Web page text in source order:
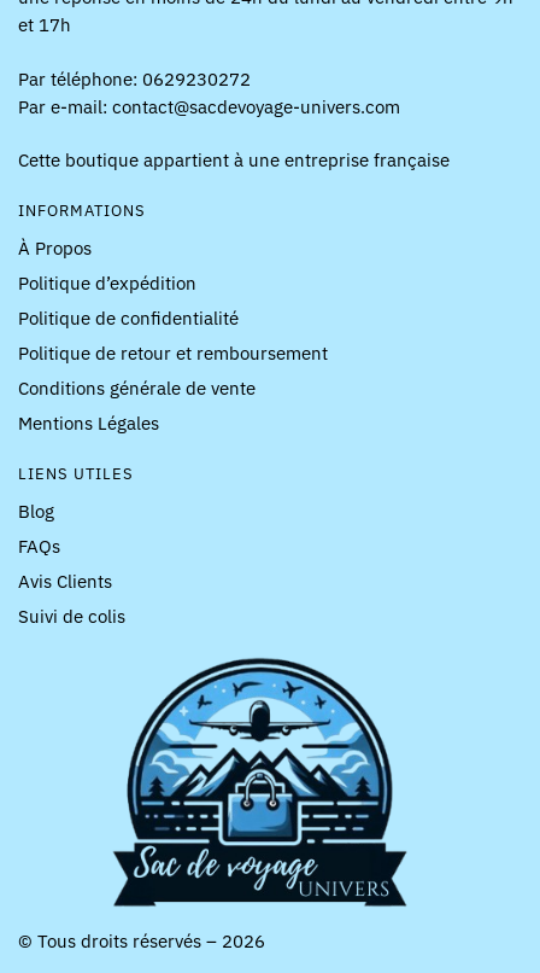
et 17h
Par téléphone: 0629230272
Par e-mail: contact@sacdevoyage-univers.com
Cette boutique appartient à une entreprise française
INFORMATIONS
À Propos
Politique d’expédition
Politique de confidentialité
Politique de retour et remboursement
Conditions générale de vente
Mentions Légales
LIENS UTILES
Blog
FAQs
Avis Clients
Suivi de colis
© Tous droits réservés – 2026